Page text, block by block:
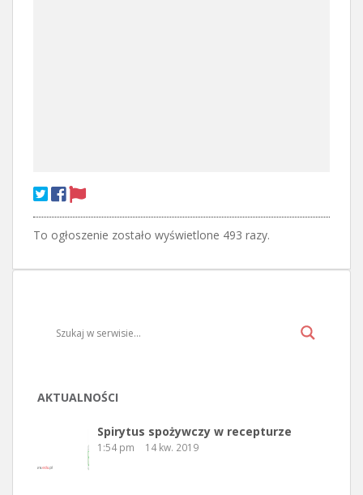
To ogłoszenie zostało wyświetlone 493 razy.
AKTUALNOŚCI
Spirytus spożywczy w recepturze
1:54 pm 14 kw. 2019